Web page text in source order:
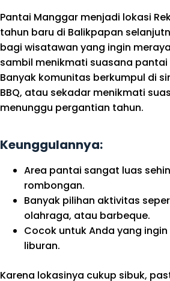
Pantai Manggar menjadi lokasi
tahun baru di Balikpapan
bagi wisatawan yang ingin
sambil menikmati suasana pantai
Banyak komunitas berkumpul di
BBQ, atau sekadar menikmati
menunggu pergantian tahun.
Keunggulannya:
Area pantai sangat luas
rombongan.
Banyak pilihan aktivitas
olahraga, atau barbeque.
Cocok untuk Anda yang
liburan.
Karena lokasinya cukup sibuk,